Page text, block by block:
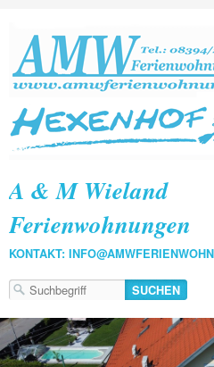
A & M Wieland
Ferienwohnungen
KONTAKT: